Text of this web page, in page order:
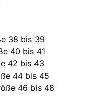
38 bis 39
40 bis 41
42 bis 43
44 bis 45
46 bis 48